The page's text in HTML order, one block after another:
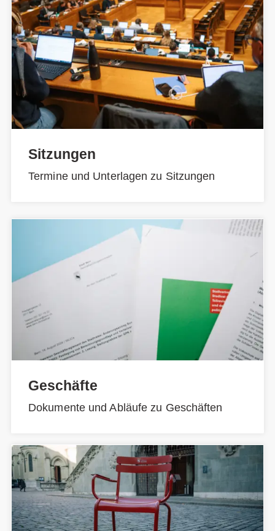
Sitzungen
Termine und Unterlagen zu Sitzungen
Geschäfte
Dokumente und Abläufe zu Geschäften